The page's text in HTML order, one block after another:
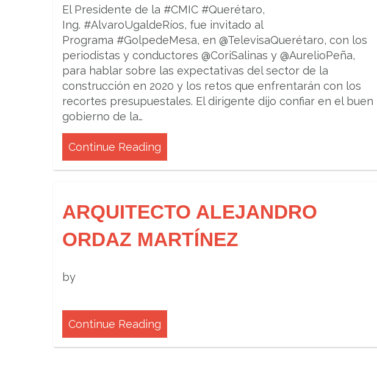
El Presidente de la #CMIC #Querétaro,
Ing. #AlvaroUgaldeRíos, fue invitado al
Programa #GolpedeMesa, en @TelevisaQuerétaro, con los
periodistas y conductores @CoriSalinas y @AurelioPeña,
para hablar sobre las expectativas del sector de la
construcción en 2020 y los retos que enfrentarán con los
recortes presupuestales. El dirigente dijo confiar en el buen
gobierno de la…
Continue Reading
ARQUITECTO ALEJANDRO
ORDAZ MARTÍNEZ
by
Continue Reading